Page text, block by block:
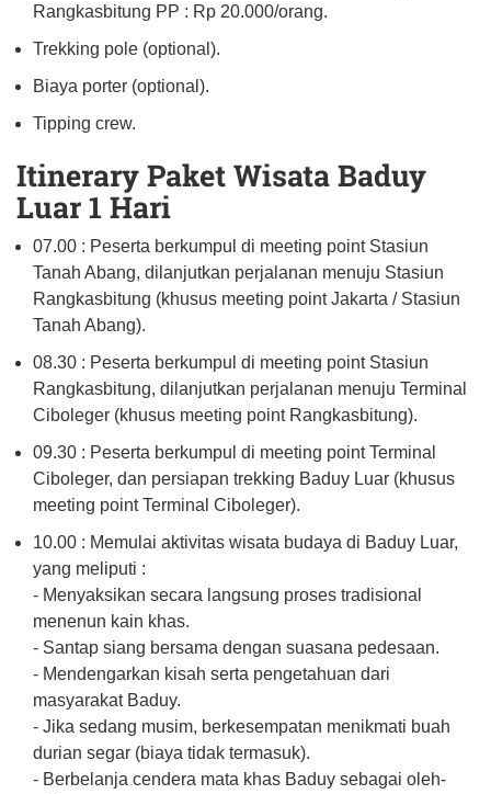
Rangkasbitung PP : Rp 20.000/orang.
Trekking pole (optional).
Biaya porter (optional).
Tipping crew.
Itinerary Paket Wisata Baduy
Luar 1 Hari
07.00 : Peserta berkumpul di meeting point Stasiun
Tanah Abang, dilanjutkan perjalanan menuju Stasiun
Rangkasbitung (khusus meeting point Jakarta / Stasiun
Tanah Abang).
08.30 : Peserta berkumpul di meeting point Stasiun
Rangkasbitung, dilanjutkan perjalanan menuju Terminal
Ciboleger (khusus meeting point Rangkasbitung).
09.30 : Peserta berkumpul di meeting point Terminal
Ciboleger, dan persiapan trekking Baduy Luar (khusus
meeting point Terminal Ciboleger).
10.00 : Memulai aktivitas wisata budaya di Baduy Luar,
yang meliputi :
- Menyaksikan secara langsung proses tradisional
menenun kain khas.
- Santap siang bersama dengan suasana pedesaan.
- Mendengarkan kisah serta pengetahuan dari
masyarakat Baduy.
- Jika sedang musim, berkesempatan menikmati buah
durian segar (biaya tidak termasuk).
- Berbelanja cendera mata khas Baduy sebagai oleh-